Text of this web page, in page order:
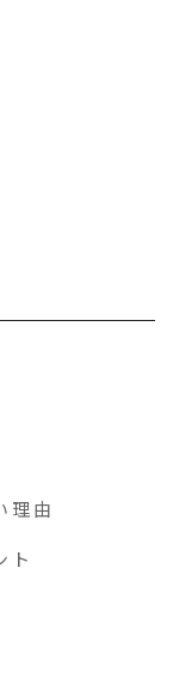
理由
ト